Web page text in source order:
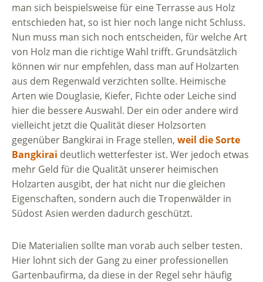
man sich beispielsweise für eine Terrasse aus Holz
entschieden hat, so ist hier noch lange nicht Schluss.
Nun muss man sich noch entscheiden, für welche Art
von Holz man die richtige Wahl trifft. Grundsätzlich
können wir nur empfehlen, dass man auf Holzarten
aus dem Regenwald verzichten sollte. Heimische
Arten wie Douglasie, Kiefer, Fichte oder Leiche sind
hier die bessere Auswahl. Der ein oder andere wird
vielleicht jetzt die Qualität dieser Holzsorten
gegenüber Bangkirai in Frage stellen, weil die Sorte
Bangkirai deutlich wetterfester ist. Wer jedoch etwas
mehr Geld für die Qualität unserer heimischen
Holzarten ausgibt, der hat nicht nur die gleichen
Eigenschaften, sondern auch die Tropenwälder in
Südost Asien werden dadurch geschützt.
Die Materialien sollte man vorab auch selber testen.
Hier lohnt sich der Gang zu einer professionellen
Gartenbaufirma, da diese in der Regel sehr häufig